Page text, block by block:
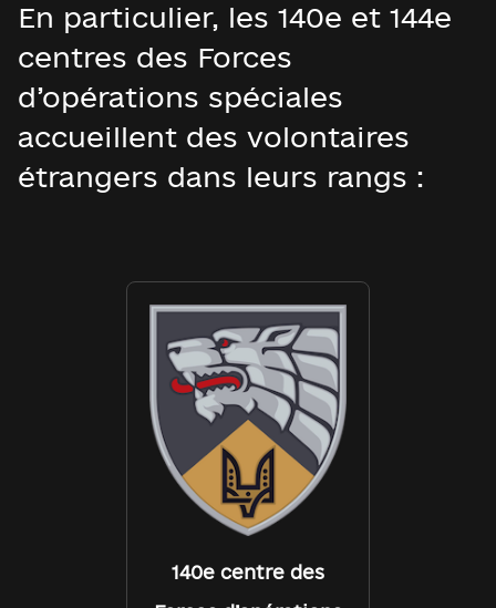
En particulier, les 140e et 144e
centres des Forces
d’opérations spéciales
accueillent des volontaires
étrangers dans leurs rangs :
140e centre des